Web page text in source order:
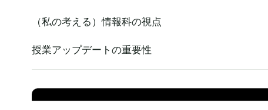
（私の考える）情報科の視点
授業アップデートの重要性